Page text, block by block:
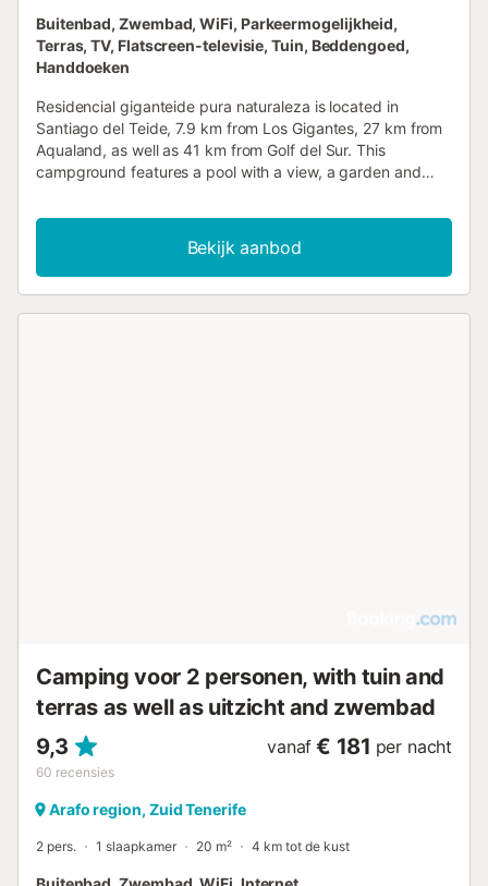
Buitenbad, Zwembad, WiFi, Parkeermogelijkheid,
Terras, TV, Flatscreen-televisie, Tuin, Beddengoed,
Handdoeken
Residencial giganteide pura naturaleza is located in
Santiago del Teide, 7.9 km from Los Gigantes, 27 km from
Aqualand, as well as 41 km from Golf del Sur. This
campground features a pool with a view, a garden and
Bekijk aanbod
Camping voor 2 personen, with tuin and
terras as well as uitzicht and zwembad
9,3
60 recensies
vanaf € 181 per nacht
Arafo region, Zuid Tenerife
2 pers. 1 slaapkamer 20 m² 4 km tot de kust